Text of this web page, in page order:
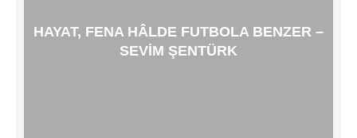
HAYAT, FENA HÂLDE FUTBOLA BENZER –
SEVIM ŞENTÜRK